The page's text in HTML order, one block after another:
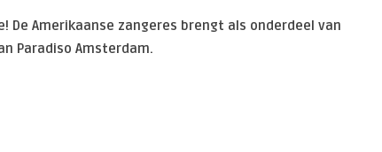
De Amerikaanse zangeres brengt als onderdeel van
Paradiso Amsterdam.